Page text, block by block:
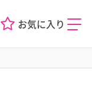
お気に入り